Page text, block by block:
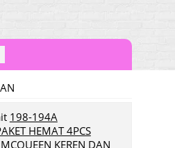
198-194A
HEMAT 4PCS
KEREN DAN